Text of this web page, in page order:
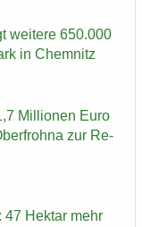
wei­te­re 650.000
in Chem­nitz
Mil­lio­nen Euro
zur Re­
47 Hekt­ar mehr